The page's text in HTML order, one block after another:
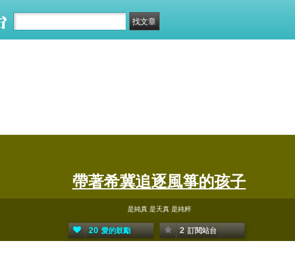
帶著希冀追逐風箏的孩子
是純真 是天真 是純粹
20 愛的鼓勵 2 訂閱站台